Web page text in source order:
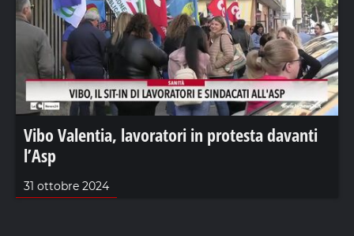
Vibo Valentia, lavoratori in protesta davanti
l’Asp
31 ottobre 2024